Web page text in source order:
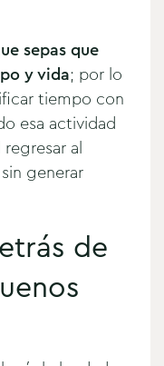
sepas que
y vida; por lo
tiempo con
esa actividad
regresar al
generar
de